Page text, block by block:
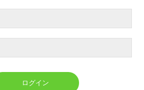
ログイン